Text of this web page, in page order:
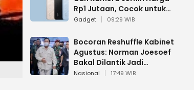
Rp1 Jutaan, Cocok untuk
Multitasking
Gadget 09:29 WIB
Bocoran Reshuffle Kabinet
Agustus: Norman Joesoef
Bakal Dilantik Jadi
Wamenhan RI
Nasional 17:49 WIB